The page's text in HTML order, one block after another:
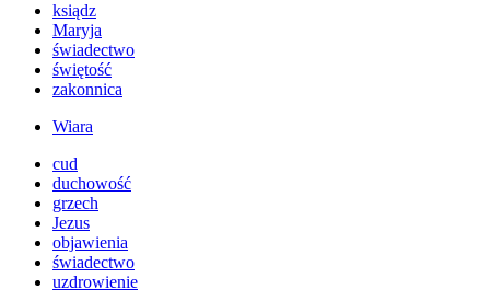
ksiądz
Maryja
świadectwo
świętość
zakonnica
Wiara
cud
duchowość
grzech
Jezus
objawienia
świadectwo
uzdrowienie